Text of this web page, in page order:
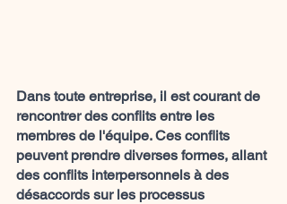
Dans toute entreprise, il est courant de
rencontrer des conflits entre les
membres de l'équipe. Ces conflits
peuvent prendre diverses formes, allant
des conflits interpersonnels à des
désaccords sur les processus